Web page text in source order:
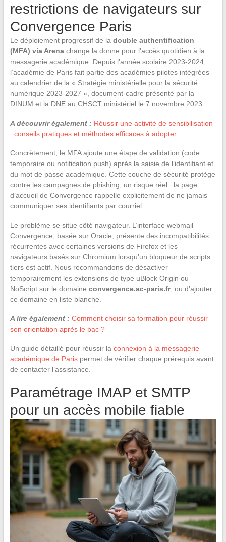
restrictions de navigateurs sur
Convergence Paris
Le déploiement progressif de la double authentification
(MFA) via Arenachange la donne pour l’accès quotidien à la
messagerie académique. Depuis l’année scolaire 2023-2024,
l’académie de Paris fait partie des académies pilotes intégrées
au calendrier de la « Stratégie ministérielle pour la sécurité
numérique 2023-2027 », document-cadre présenté par la
DINUM et la DNE au CHSCT ministériel le 7 novembre 2023.
A découvrir également : Réussir une activité de sensibilisation
: conseils pratiques et méthodes efficaces à adopter
Concrètement, le MFA ajoute une étape de validation (code
temporaire ou notification push) après la saisie de l’identifiant et
du mot de passe académique. Cette couche de sécurité protège
contre les campagnes de phishing, un risque réel : la page
d’accueil de Convergence rappelle explicitement de ne jamais
communiquer ses identifiants par courriel.
Le problème se situe côté navigateur. L’interface webmail
Convergence, basée sur Oracle, présente des incompatibilités
récurrentes avec certaines versions de Firefox et les
navigateurs basés sur Chromium lorsqu’un bloqueur de scripts
tiers est actif. Nous recommandons de désactiver
temporairement les extensions de type uBlock Origin ou
NoScript sur le domaine convergence.ac-paris.fr, ou d’ajouter
ce domaine en liste blanche.
A lire également : Comment choisir sa formation pour réussir
son orientation après le bac ?
Un guide détaillé pour réussir la connexion à la messagerie
académique de Parispermet de vérifier chaque prérequis avant
de contacter l’assistance.
Paramétrage IMAP et SMTP
pour un accès mobile fiable